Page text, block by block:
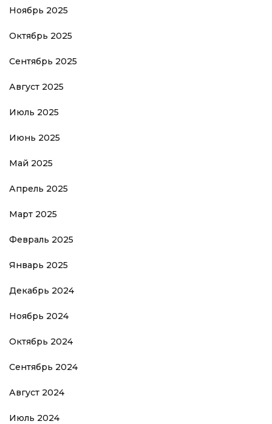
Ноябрь 2025
Октябрь 2025
Сентябрь 2025
Август 2025
Июль 2025
Июнь 2025
Май 2025
Апрель 2025
Март 2025
Февраль 2025
Январь 2025
Декабрь 2024
Ноябрь 2024
Октябрь 2024
Сентябрь 2024
Август 2024
Июль 2024